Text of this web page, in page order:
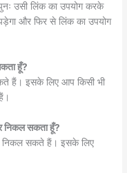
उसी लिंक का उपयोग करके
और फिर से लिंक का उपयोग
हूँ?
हैं। इसके लिए आप किसी भी
निकल सकता हूँ?
निकल सकते हैं। इसके लिए